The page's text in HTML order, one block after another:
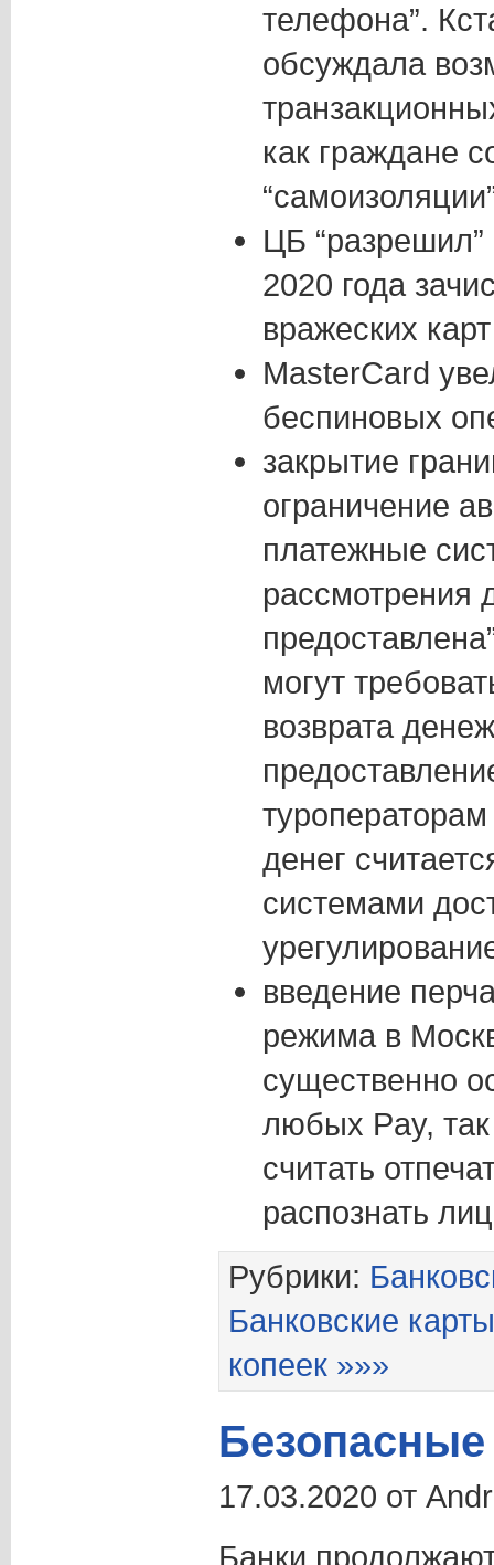
телефона”.
обсуждала
как граждане
ЦБ
2020 года
вражеских карт
MasterCard
беспиновых
закрытие
ограничение
платежные
рассмотрения
могут
возврата
денег
системами
введение
режима в
существенно
любых Pay, так
считать
распознать
Рубрики:
Банковские карты
копеек »»»
Безопасные
17.03.2020 от
Банки